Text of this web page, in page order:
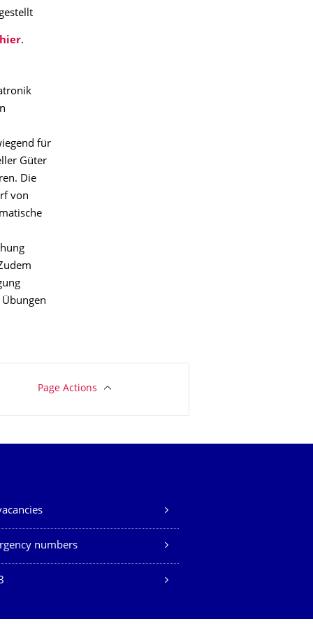
.
für
Güter
Die
von
Page Actions
numbers